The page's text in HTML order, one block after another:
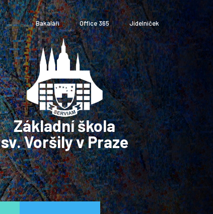
Bakaláři Office 365 Jídelníček
Základní škola
sv. Voršily v Praze